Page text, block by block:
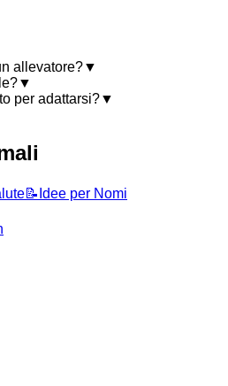
allevatore?▼
▼
per adattarsi?▼
📝 Idee per Nomi